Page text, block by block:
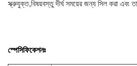
স্ক্রুযুক্ত,বিষয়বস্তু দীর্ঘ সময়ের জন্য সিল করা এবং
স্পেসিফিকেশনঃ